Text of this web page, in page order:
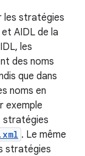
les stratégies
AIDL de la
les
des noms
que dans
noms en
exemple
stratégies
. Le même
stratégies